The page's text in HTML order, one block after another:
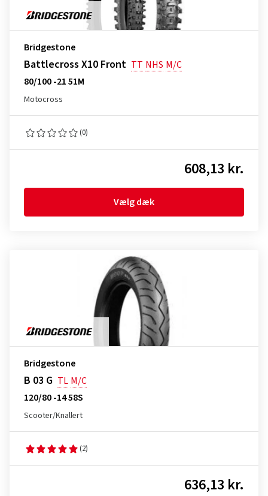
Bridgestone
Battlecross X10 Front TT NHS M/C
80/100 -21 51M
Motocross
(0)
608,13 kr.
Vælg dæk
Bridgestone
B 03 G TL M/C
120/80 -14 58S
Scooter/Knallert
(2)
636,13 kr.